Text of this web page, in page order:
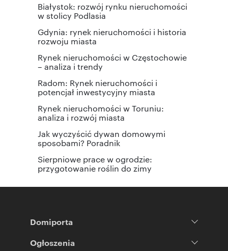
Białystok: rozwój rynku nieruchomości
w stolicy Podlasia
Gdynia: rynek nieruchomości i historia
rozwoju miasta
Rynek nieruchomości w Częstochowie
– analiza i trendy
Radom: Rynek nieruchomości i
potencjał inwestycyjny miasta
Rynek nieruchomości w Toruniu:
analiza i rozwój miasta
Jak wyczyścić dywan domowymi
sposobami? Poradnik
Sierpniowe prace w ogrodzie:
przygotowanie roślin do zimy
Domiporta
Ogłoszenia